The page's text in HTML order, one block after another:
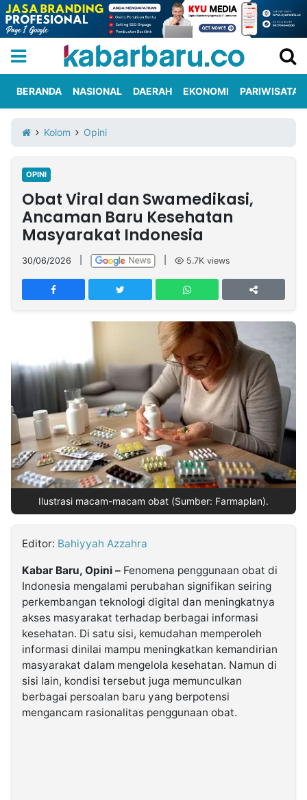
Iklan
Berita
Kami
Nasional
International
Olahraga
Entertainment
Daerah
Pariwisata
Kuliner
Kolom
Network
PT
TREETAN
Partner
Insight
NTB
Suara
Time
Lens
IDN
Daily
Jogja
Jalan
Rakyat
Idealita
News
Kita
Notice
Dinamikapost.com
Radar
Baru
Seedbacklink
Follow
Kabarbaru
BERANDA NASIONAL DAERAH EKONOMI PARIWISATA
Kolom Opini
OPINI
Obat Viral dan Swamedikasi,
Ancaman Baru Kesehatan
Masyarakat Indonesia
30/06/2026 5.7K views
Ilustrasi macam-macam obat (Sumber: Farmaplan).
Editor: Bahiyyah Azzahra
Kabar Baru, Opini – Fenomena penggunaan obat di
Indonesia mengalami perubahan signifikan seiring
perkembangan teknologi digital dan meningkatnya
akses masyarakat terhadap berbagai informasi
kesehatan. Di satu sisi, kemudahan memperoleh
informasi dinilai mampu meningkatkan kemandirian
masyarakat dalam mengelola kesehatan. Namun di
sisi lain, kondisi tersebut juga memunculkan
berbagai persoalan baru yang berpotensi
mengancam rasionalitas penggunaan obat.